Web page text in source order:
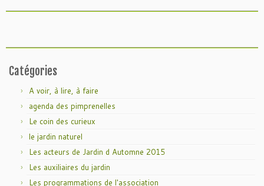
Catégories
A voir, à lire, à faire
agenda des pimprenelles
Le coin des curieux
le jardin naturel
Les acteurs de Jardin d Automne 2015
Les auxiliaires du jardin
Les programmations de l'association